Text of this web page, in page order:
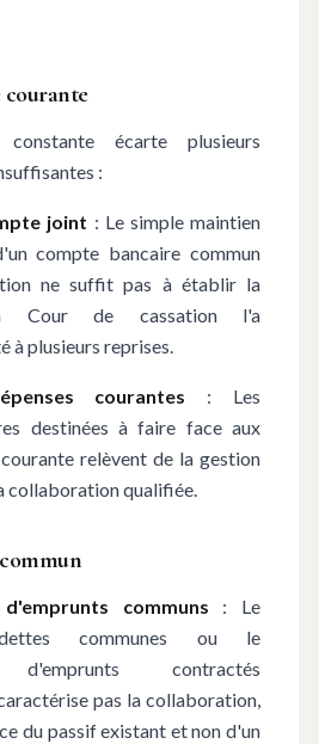
courante
constante écarte plusieurs
:
joint : Le simple maintien
compte bancaire commun
ne suffit pas à établir la
Cour de cassation l'a
à plusieurs reprises.
courantes : Les
destinées à faire face aux
relèvent de la gestion
collaboration qualifiée.
communs : Le
communes ou le
d'emprunts contractés
pas la collaboration,
du passif existant et non d'un